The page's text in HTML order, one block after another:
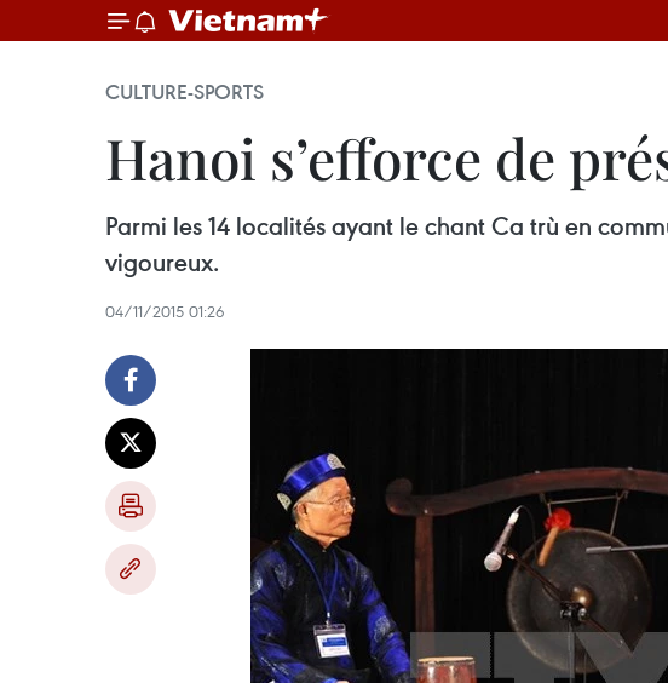
CULTURE-SPORTS
Hanoi s’efforce de
Parmi les 14 localités ayant le chant Ca trù en
vigoureux.
04/11/2015 01:26